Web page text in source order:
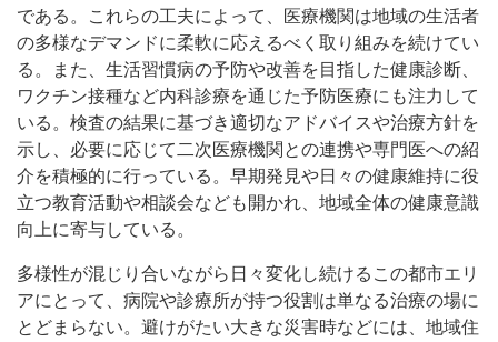
である。これらの工夫によって、医療機関は地域の生活者
の多様なデマンドに柔軟に応えるべく取り組みを続けてい
る。また、生活習慣病の予防や改善を目指した健康診断、
ワクチン接種など内科診療を通じた予防医療にも注力して
いる。検査の結果に基づき適切なアドバイスや治療方針を
示し、必要に応じて二次医療機関との連携や専門医への紹
介を積極的に行っている。早期発見や日々の健康維持に役
立つ教育活動や相談会なども開かれ、地域全体の健康意識
向上に寄与している。
多様性が混じり合いながら日々変化し続けるこの都市エリ
アにとって、病院や診療所が持つ役割は単なる治療の場に
とどまらない。避けがたい大きな災害時などには、地域住